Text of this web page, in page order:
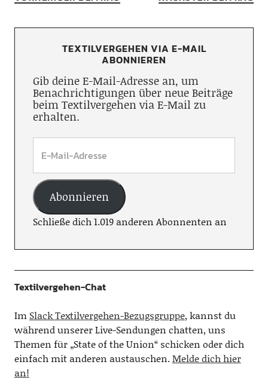
TEXTILVERGEHEN VIA E-MAIL
ABONNIEREN
Gib deine E-Mail-Adresse an, um
Benachrichtigungen über neue Beiträge
beim Textilvergehen via E-Mail zu
erhalten.
Abonnieren
Schließe dich 1.019 anderen Abonnenten an
Textilvergehen-Chat
Im Slack Textilvergehen-Bezugsgruppe, kannst du
während unserer Live-Sendungen chatten, uns
Themen für „State of the Union“ schicken oder dich
einfach mit anderen austauschen.Melde dich hier
an!